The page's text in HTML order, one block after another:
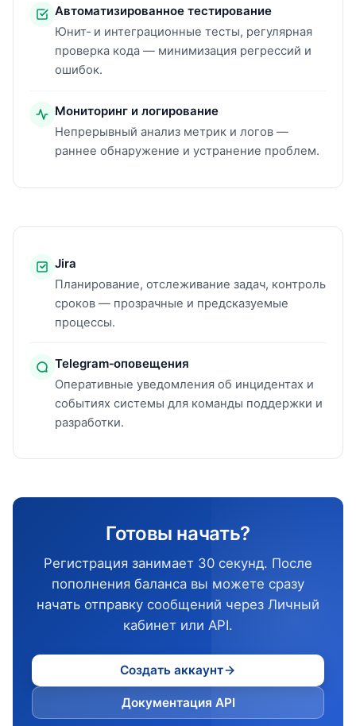
Автоматизированное тестирование
Юнит‑ и интеграционные тесты, регулярная
проверка кода — минимизация регрессий и
ошибок.
Мониторинг и логирование
Непрерывный анализ метрик и логов —
раннее обнаружение и устранение проблем.
Jira
Планирование, отслеживание задач, контроль
сроков — прозрачные и предсказуемые
процессы.
Telegram‑оповещения
Оперативные уведомления об инцидентах и
событиях системы для команды поддержки и
разработки.
Готовы начать?
Регистрация занимает 30 секунд. После
пополнения баланса вы можете сразу
начать отправку сообщений через Личный
кабинет или API.
Создать аккаунт
Документация API